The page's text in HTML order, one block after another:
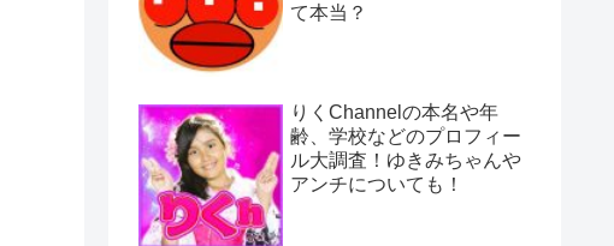
て本当？
りくChannelの本名や年
齢、学校などのプロフィー
ル大調査！ゆきみちゃんや
アンチについても！